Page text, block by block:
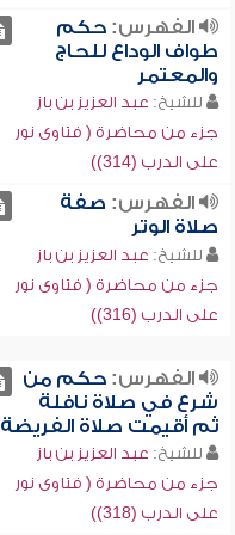
الفهرس:حكم
طواف الوداع للحاج
والمعتمر
للشيخ: عبد العزيز بن باز
جزء من محاضرة ( فتاوى نور
على الدرب (314))
الفهرس: صفة
صلاة الوتر
للشيخ: عبد العزيز بن باز
جزء من محاضرة ( فتاوى نور
على الدرب (316))
الفهرس:حكم من
شرع في صلاة نافلة
ثم أقيمت صلاة الفريضة
للشيخ: عبد العزيز بن باز
جزء من محاضرة ( فتاوى نور
على الدرب (318))